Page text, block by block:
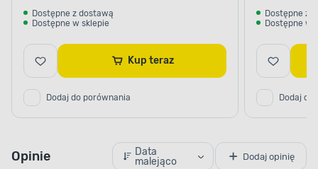
Dostępne z dostawą
Dostępne w sklepie
Kup teraz
Dodaj do porównania
Dostępne z
Dostępne w
Dodaj do
Opinie
Data
malejąco
Dodaj opinię